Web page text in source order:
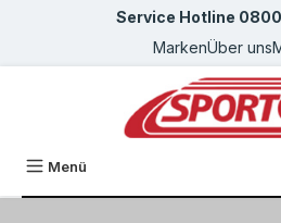
Zum Hauptinhalt springenService Hotline 0800
MarkenÜber uns
Menü